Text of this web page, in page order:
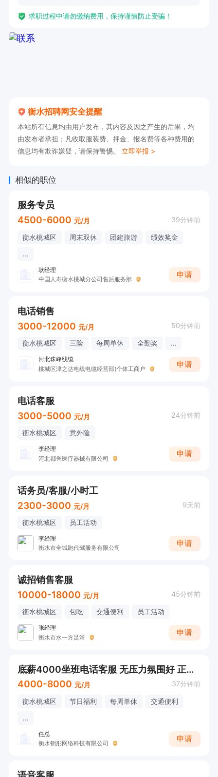
能。
5. 拥有良好的团队合作精神，能够与同事协作完
求职过程中请勿缴纳费用，保持谨慎防止受骗！
衡水招聘网安全提醒
本站所有信息均由用户发布，其内容及因之产生的后果，均
由发布者承担；凡收取服装费、押金、报名费等各种费用的
信息均有欺诈嫌疑，请保持警惕。 立即举报 >
相似的职位
服务专员
4500-6000 元/月 39分钟前
衡水桃城区 周末双休 团建旅游
绩效奖金
...
耿经理
中国人寿衡水桃城分公司售后服务部
申请
电话销售
3000-12000 元/月 50分钟前
衡水桃城区 三险 每周单休 全勤奖 ...
河北珠峰线缆
桃城区津之达电线电缆经营部(个体工商户
申请
电话客服
3000-5000 元/月 24分钟前
衡水桃城区 意外险
李经理
河北都誉医疗器械有限公司
申请
话务员/客服/小时工
2300-3000 元/月 9天前
衡水桃城区 员工活动
李经理
衡水市全城跑代驾服务有限公司
申请
诚招销售客服
10000-18000 元/月 45分钟前
衡水桃城区 包吃 交通便利 员工活动
张经理
衡水市水一方足浴
申请
底薪4000坐班电话客服 无压力氛围好 正常白班不耽误接送孩子
4000-8000 元/月 37分钟前
衡水桃城区 节日福利 每周单休
交通便利
...
任总
衡水钥彤网络科技有限公司
申请